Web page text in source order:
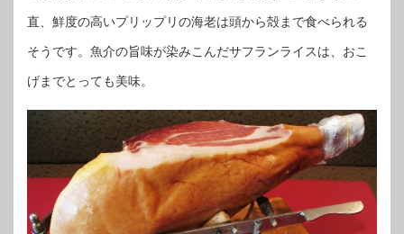
直、鮮度の高いプリップリの海老は頭から殻まで食べられる
そうです。魚介の旨味が染みこんだサフランライスは、おこ
げまでとっても美味。